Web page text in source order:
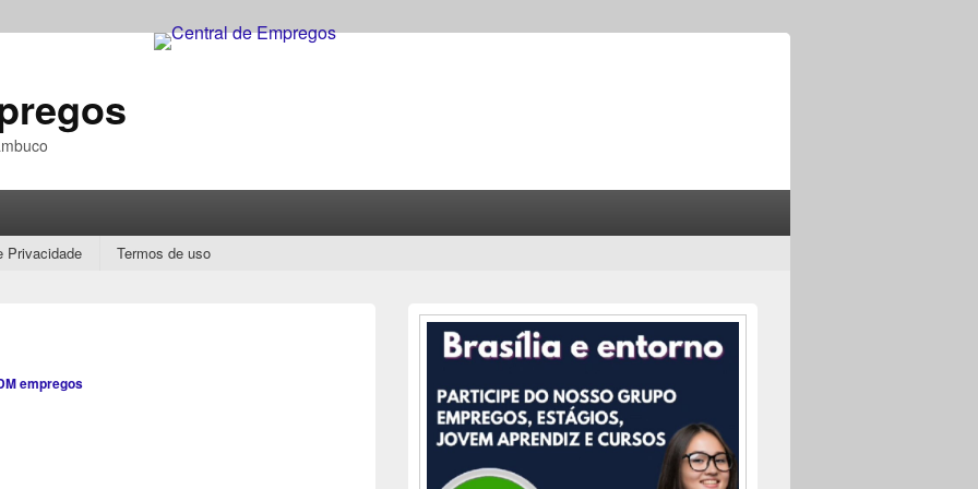
Privacidade Termos de uso
empregos
Área
principal